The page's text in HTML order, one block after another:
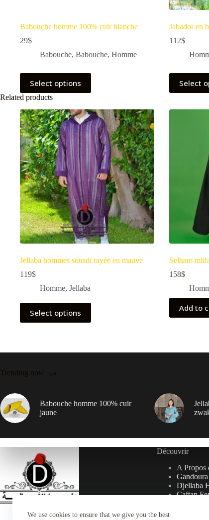
We use cookies to ensure that we give you the best
Babouche homme 100% cuir blanche
29$
Babouche, Babouche, Homme
Select options
Jabador en
112$
Select
Related products
Jellaba hommes sousdi rayée en mauve
119$
Homme, Jellaba
Select options
Selham
158$
Add to
Trending now
Babouche homme 100% cuir
jaune
Découvrir
A Propos
Djellaba
Caftan
Djellaba